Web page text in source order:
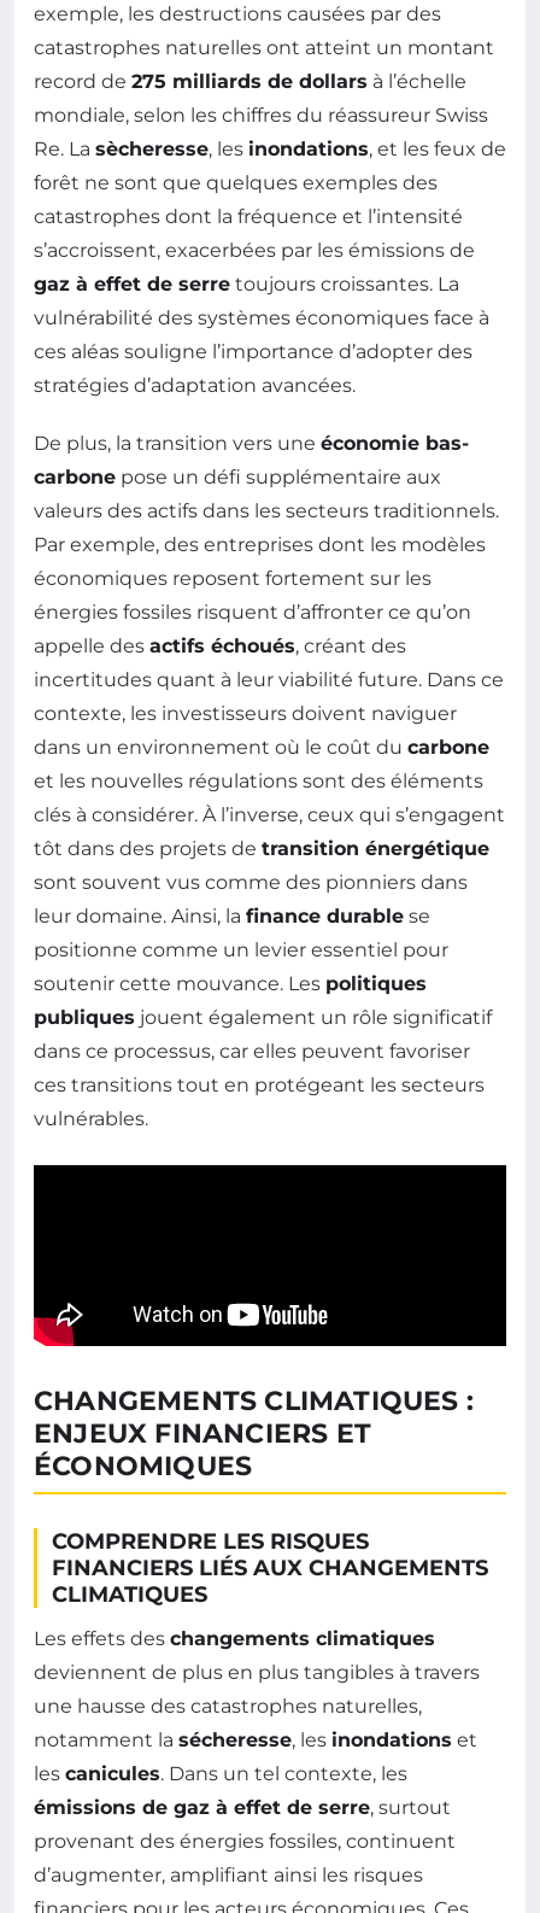
exemple, les destructions causées par des
catastrophes naturelles ont atteint un montant
record de 275 milliards de dollars à l’échelle
mondiale, selon les chiffres du réassureur Swiss
Re. La sècheresse, les inondations, et les feux de
forêt ne sont que quelques exemples des
catastrophes dont la fréquence et l’intensité
s’accroissent, exacerbées par les émissions de
gaz à effet de serre toujours croissantes. La
vulnérabilité des systèmes économiques face à
ces aléas souligne l’importance d’adopter des
stratégies d’adaptation avancées.
De plus, la transition vers une économie bas-
carbone pose un défi supplémentaire aux
valeurs des actifs dans les secteurs traditionnels.
Par exemple, des entreprises dont les modèles
économiques reposent fortement sur les
énergies fossiles risquent d’affronter ce qu’on
appelle des actifs échoués, créant des
incertitudes quant à leur viabilité future. Dans ce
contexte, les investisseurs doivent naviguer
dans un environnement où le coût du carbone
et les nouvelles régulations sont des éléments
clés à considérer. À l’inverse, ceux qui s’engagent
tôt dans des projets de transition énergétique
sont souvent vus comme des pionniers dans
leur domaine. Ainsi, la finance durable se
positionne comme un levier essentiel pour
soutenir cette mouvance. Les politiques
publiques jouent également un rôle significatif
dans ce processus, car elles peuvent favoriser
ces transitions tout en protégeant les secteurs
vulnérables.
CHANGEMENTS CLIMATIQUES :
ENJEUX FINANCIERS ET
ÉCONOMIQUES
COMPRENDRE LES RISQUES
FINANCIERS LIÉS AUX CHANGEMENTS
CLIMATIQUES
Les effets des changements climatiques
deviennent de plus en plus tangibles à travers
une hausse des catastrophes naturelles,
notamment la sécheresse, les inondations et
les canicules. Dans un tel contexte, les
émissions de gaz à effet de serre, surtout
provenant des énergies fossiles, continuent
d’augmenter, amplifiant ainsi les risques
financiers pour les acteurs économiques. Ces